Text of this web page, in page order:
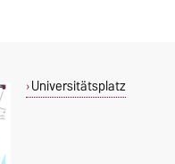
Universitätsplatz